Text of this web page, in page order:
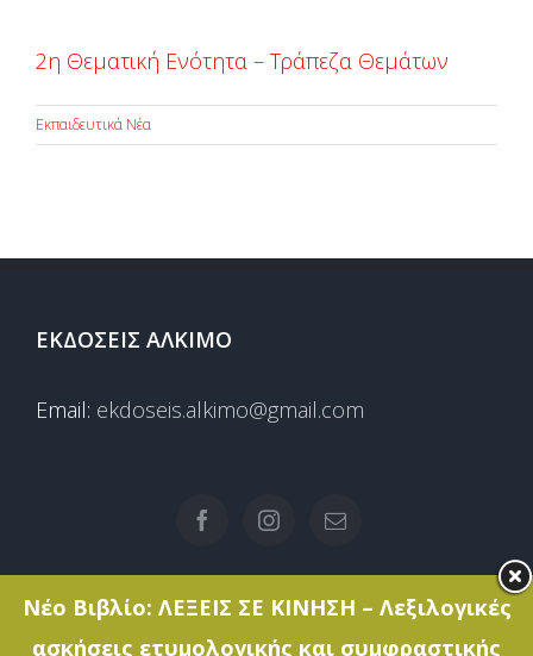
2η Θεματική Ενότητα – Τράπεζα Θεμάτων
Εκπαιδευτικά Νέα
ΕΚΔΟΣΕΙΣ ΑΛΚΙΜΟ
Email: ekdoseis.alkimo@gmail.com
Νέο Βιβλίο: ΛΕΞΕΙΣ ΣΕ ΚΙΝΗΣΗ – Λεξιλογικές
ασκήσεις ετυμολογικής και συμφραστικής